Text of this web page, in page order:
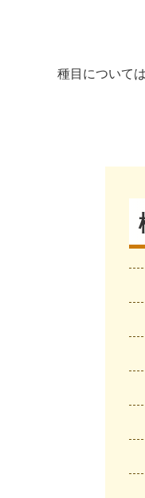
種目について